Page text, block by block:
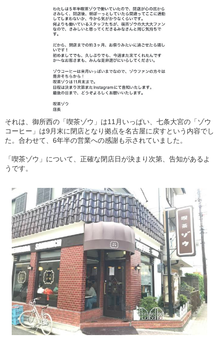
それは、御所西の「喫茶ゾウ」は11月いっぱい、七条大宮の「ゾウ
コーヒー」は9月末に閉店となり拠点を名古屋に戻すという内容でし
た。合わせて、6年半の営業への感謝も示されていました。
「喫茶ゾウ」について、正確な閉店日が決まり次第、告知があるよ
うです。